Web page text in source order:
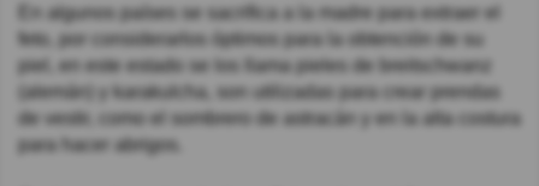
En algunos países se sacrifica a la madre para extraer el
feto, por considerarlos óptimos para la obtención de su
piel, en este estado se los llama pieles de breitschwanz
(alemán) y karakulcha, son utilizadas para crear prendas
de vestir, como el sombrero de astracán y en la alta costura
para hacer abrigos.